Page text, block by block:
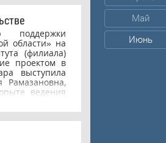
области» на
(филиала)
проектом в
выступила
Рамазановна,
ведения
получить,
Май
Июнь